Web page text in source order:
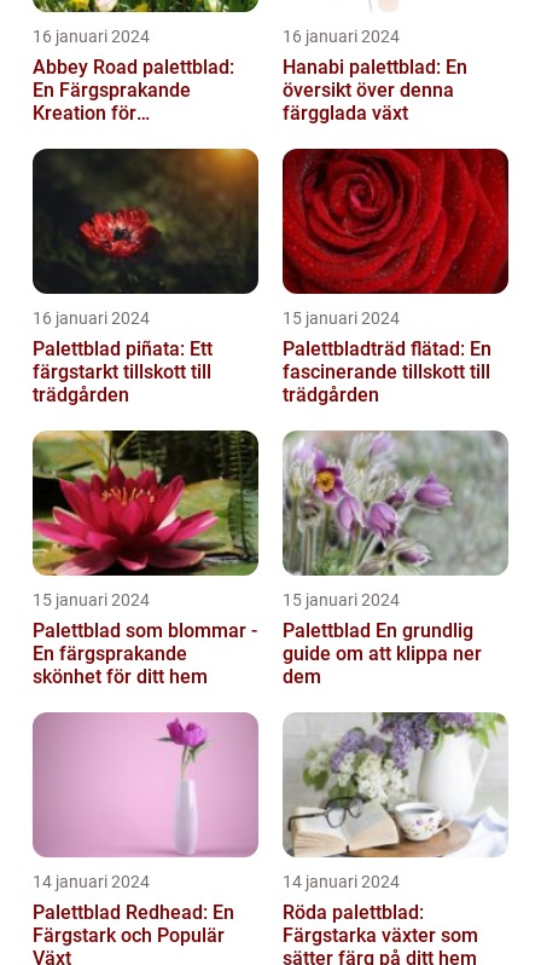
16 januari 2024
Abbey Road palettblad:
En Färgsprakande
Kreation för
16 januari 2024
Hanabi palettblad: En
översikt över denna
färgglada växt
16 januari 2024
Palettblad piñata: Ett
färgstarkt tillskott till
trädgården
15 januari 2024
Palettbladträd flätad: En
fascinerande tillskott till
trädgården
15 januari 2024
Palettblad som blommar -
En färgsprakande
skönhet för ditt hem
15 januari 2024
Palettblad En grundlig
guide om att klippa ner
dem
14 januari 2024
Palettblad Redhead: En
Färgstark och Populär
Växt
14 januari 2024
Röda palettblad:
Färgstarka växter som
sätter färg på ditt hem